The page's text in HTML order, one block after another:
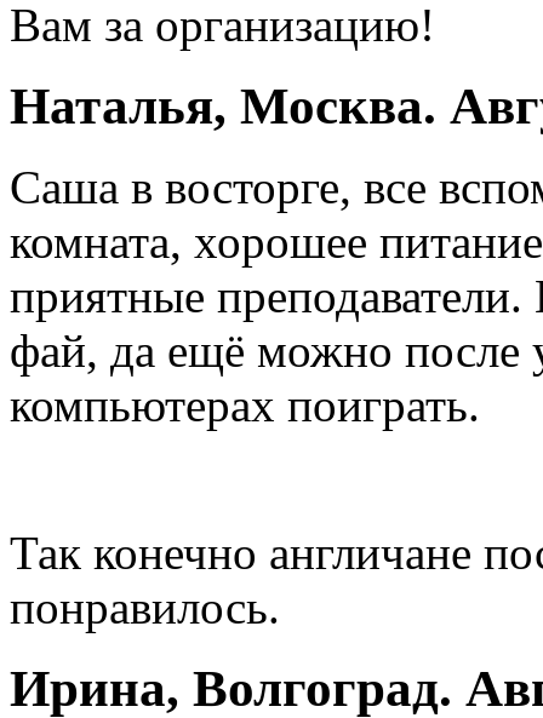
Вам за организацию!
Наталья, Москва.
Саша в восторге, все
комната, хорошее
приятные
фай, да ещё можно после
компьютерах поиграть.
Так конечно англичане
понравилось.
Ирина, Волгоград.